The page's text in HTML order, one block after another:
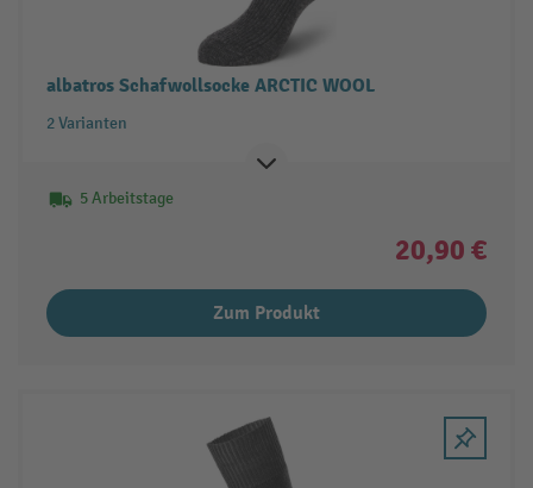
albatros Schafwollsocke ARCTIC WOOL
2 Varianten
5 Arbeitstage
20,90 €
Zum Produkt